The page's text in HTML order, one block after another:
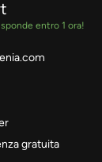
entro 1 ora!
gratuita